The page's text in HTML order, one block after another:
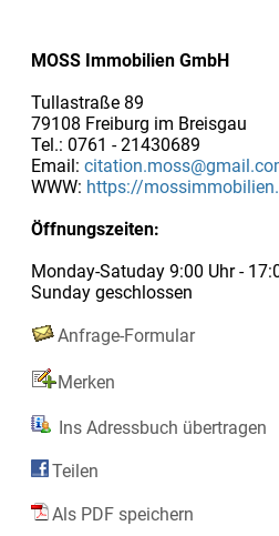
MOSS Immobilien GmbH
Tullastraße 89
79108 Freiburg im Breisgau
Tel.: 0761 - 21430689
Email:
WWW: https://
Öffnungszeiten:
Monday-Satuday 9:00 Uhr -
Sunday geschlossen
Anfrage-Formular
Merken
Ins Adressbuch übertragen
Teilen
Als PDF speichern